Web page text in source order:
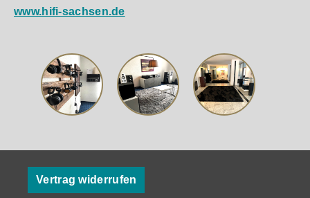
www.hifi-sachsen.de
Vertrag widerrufen